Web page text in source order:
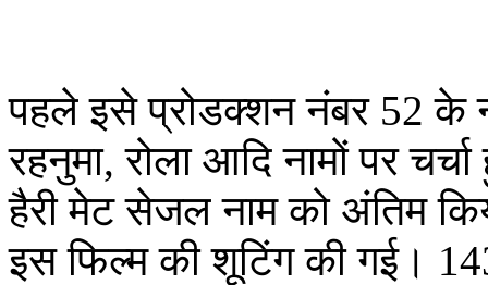
पहले इसे प्रोडक्शन नंबर 52 के
रहनुमा, रोला आदि नामों पर
हैरी मेट सेजल नाम को अंतिम
इस फिल्म की शूटिंग की गई।